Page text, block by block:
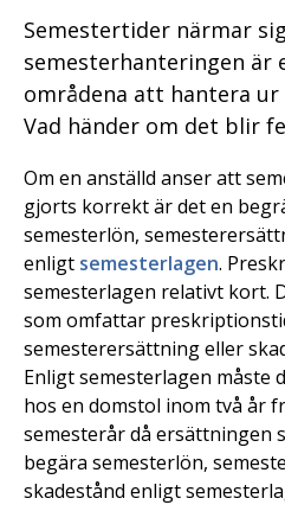
Semestertider närmar
semesterhanteringen är
områdena att hantera
Vad händer om det blir
Om en anställd anser att
gjorts korrekt är det en
semesterlön,
enligt semesterlagen.
semesterlagen relativt kort.
som omfattar
semesterersättning eller
Enligt semesterlagen måste
hos en domstol inom två år
semesterår då ersättningen
begära semesterlön,
skadestånd enligt